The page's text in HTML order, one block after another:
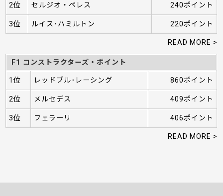
2位 セルジオ・ペレス 240ポイント
3位 ルイス･ハミルトン 220ポイント
READ MORE >
F1 コンストラクターズ・ポイント
1位 レッドブル･レーシング 860ポイント
2位 メルセデス 409ポイント
3位 フェラーリ 406ポイント
READ MORE >